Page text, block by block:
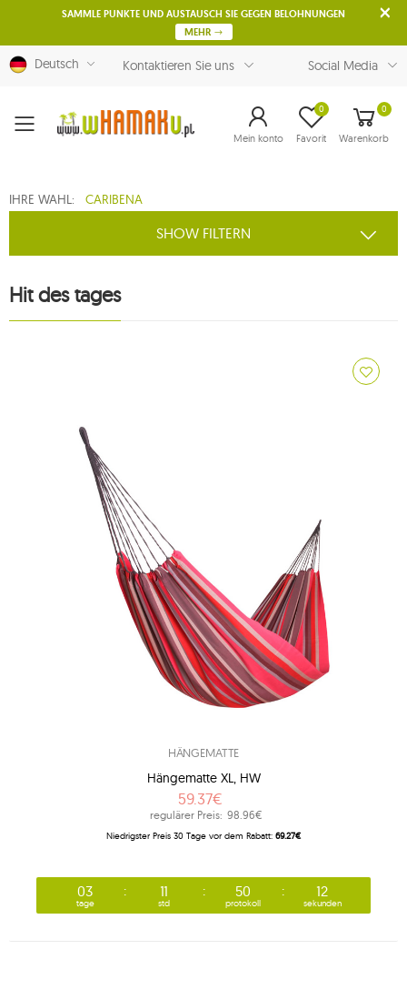
SAMMLE PUNKTE UND AUSTAUSCH SIE GEGEN BELOHNUNGEN
MEHR
Deutsch Kontaktieren Sie uns Social Media
Menu Mein konto Favorit
0 0
Warenkorb
IHRE WAHL: CARIBENA
SHOW FILTERN
Hit des tages
HÄNGEMATTE
Hängematte XL, HW
59.37€
regulärer Preis: 98.96€
Niedrigster Preis 30 Tage vor dem Rabatt: 69.27€
03
tage
11
std
50
protokoll
12
sekunden